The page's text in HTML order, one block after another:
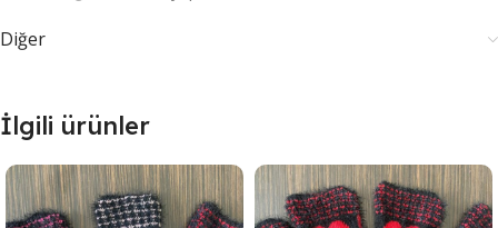
Diğer
İlgili ürünler